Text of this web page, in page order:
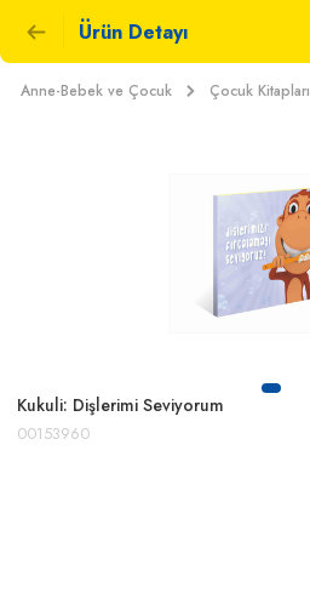
Ürün Detayı
Anne-Bebek ve Çocuk Çocuk Kitapları
Kukuli: Dişlerimi Seviyorum
00153960